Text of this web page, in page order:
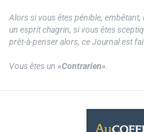
Alors si vous êtes pénible,
un esprit chagrin, si vous êtes
prêt-à-penser alors, ce Journal est
Vous êtes un «Contrarien».